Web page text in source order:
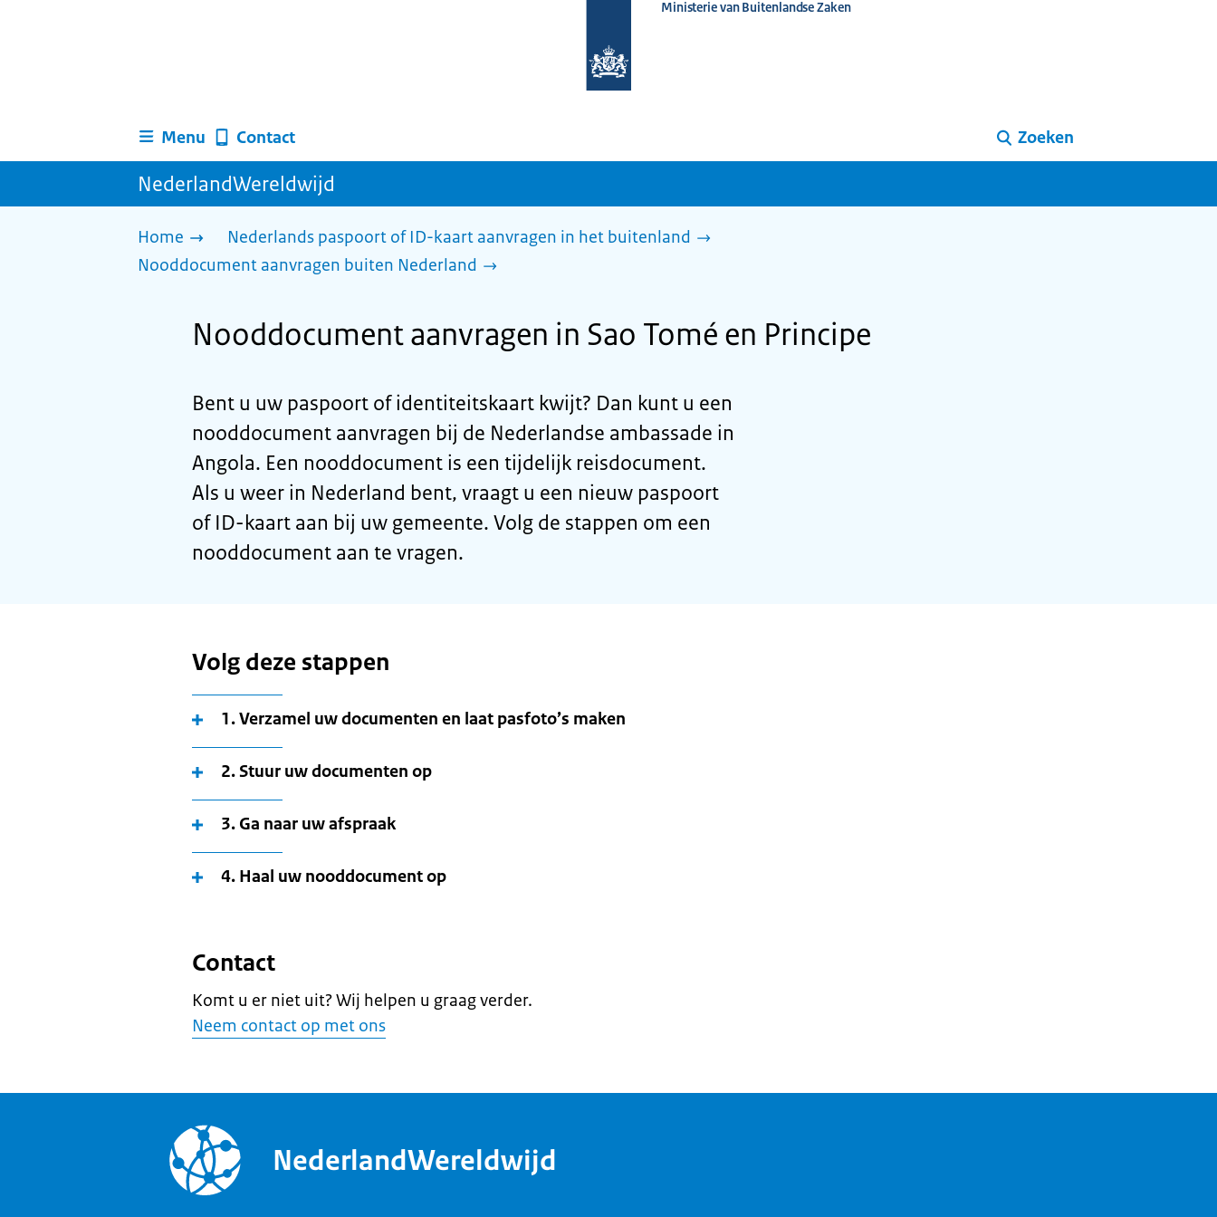
homepage
Ministerie van Buitenlandse Zaken
Menu Contact Zoeken
NederlandWereldwijd
Home
Nederlands paspoort of ID-kaart aanvragen in het buitenland
Nooddocument aanvragen buiten Nederland
Nooddocument aanvragen in Sao Tomé en Principe
Bent u uw paspoort of identiteitskaart kwijt? Dan kunt u een
nooddocument aanvragen bij de Nederlandse ambassade in
Angola. Een nooddocument is een tijdelijk reisdocument.
Als u weer in Nederland bent, vraagt u een nieuw paspoort
of ID-kaart aan bij uw gemeente. Volg de stappen om een
nooddocument aan te vragen.
Volg deze stappen
1. Verzamel uw documenten en laat pasfoto’s maken
2. Stuur uw documenten op
3. Ga naar uw afspraak
4. Haal uw nooddocument op
Contact
Komt u er niet uit? Wij helpen u graag verder.
Neem contact op met ons
NederlandWereldwijd